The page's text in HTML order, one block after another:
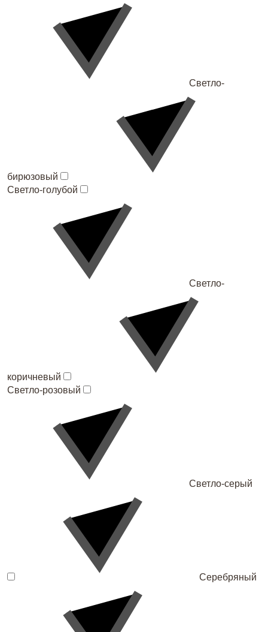
Светло-
бирюзовый
Светло-голубой
Светло-
коричневый
Светло-розовый
Светло-серый
Серебряный